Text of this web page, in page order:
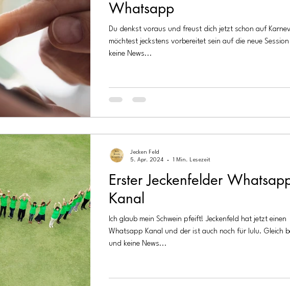
Whatsapp
Du denkst voraus und freust dich jetzt schon auf
möchtest jeckstens vorbereitet sein auf die neue
keine News...
Erster Jeckenfelder
Kanal
Ich glaub mein Schwein pfeift! Jeckenfeld hat jetzt einen
Whatsapp Kanal und der ist auch noch für lulu. Gleich
und keine News...
Jecken Feld
5. Apr. 2024
1 Min. Lesezeit